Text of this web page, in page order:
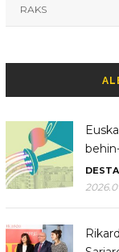
RAKS